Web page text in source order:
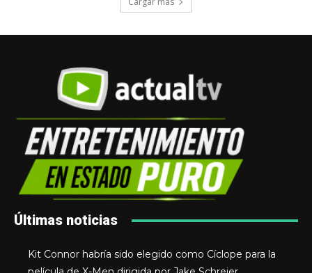
Últimas noticias
Kit Connor habría sido elegido como Cíclope para la